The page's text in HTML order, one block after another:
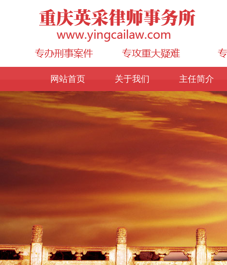
网站首页 关于我们 主任简介